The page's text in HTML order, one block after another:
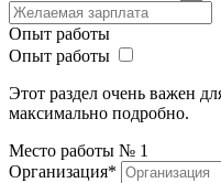
Опыт работы
Опыт работы
Этот раздел очень важен
максимально подробно.
Место работы № 1
Организация*